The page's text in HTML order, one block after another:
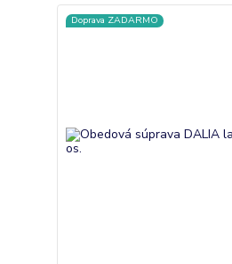
Doprava ZADARMO